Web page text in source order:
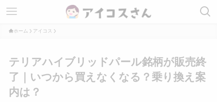
ホーム アイコス
テリアハイブリッドパール銘柄が販売終
了｜いつから買えなくなる？乗り換え案
内は？